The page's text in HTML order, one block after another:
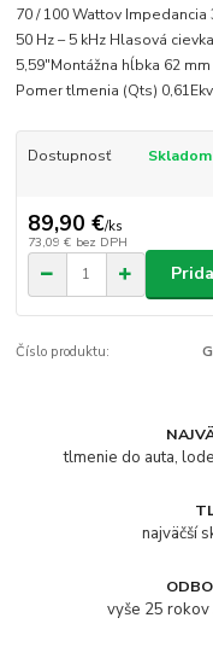
70 / 100 Wattov
50 Hz – 5 kHz Hlasová
5,59″Montážna hĺbka 62
Pomer tlmenia (Qts)
Dostupnosť Skladom
89,90 €/ks
73,09 € bez DPH
Číslo produktu:
tlmenie do auta,
najväčší
vyše 25 rokov